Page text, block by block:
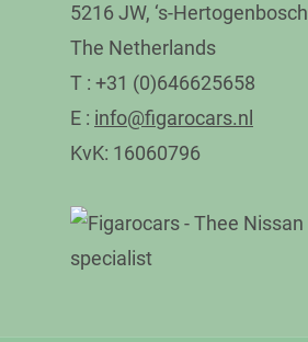
5216 JW, ‘s-Hertogenbosch
The Netherlands
T : +31 (0)646625658
E : info@figarocars.nl
KvK: 16060796